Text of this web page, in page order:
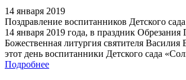
14 января 2019
Поздравление воспитанников Детского
14 января 2019 года, в праздник
Божественная литургия святителя
этот день воспитанники Детского сада
Подробнее